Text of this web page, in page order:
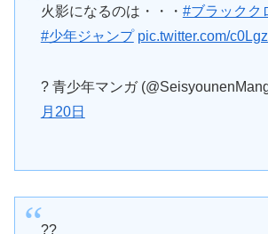
火影になるのは・・・ #ブラックク
#少年ジャンプ pic.twitter.com/
? 青少年マンガ
月20日
??